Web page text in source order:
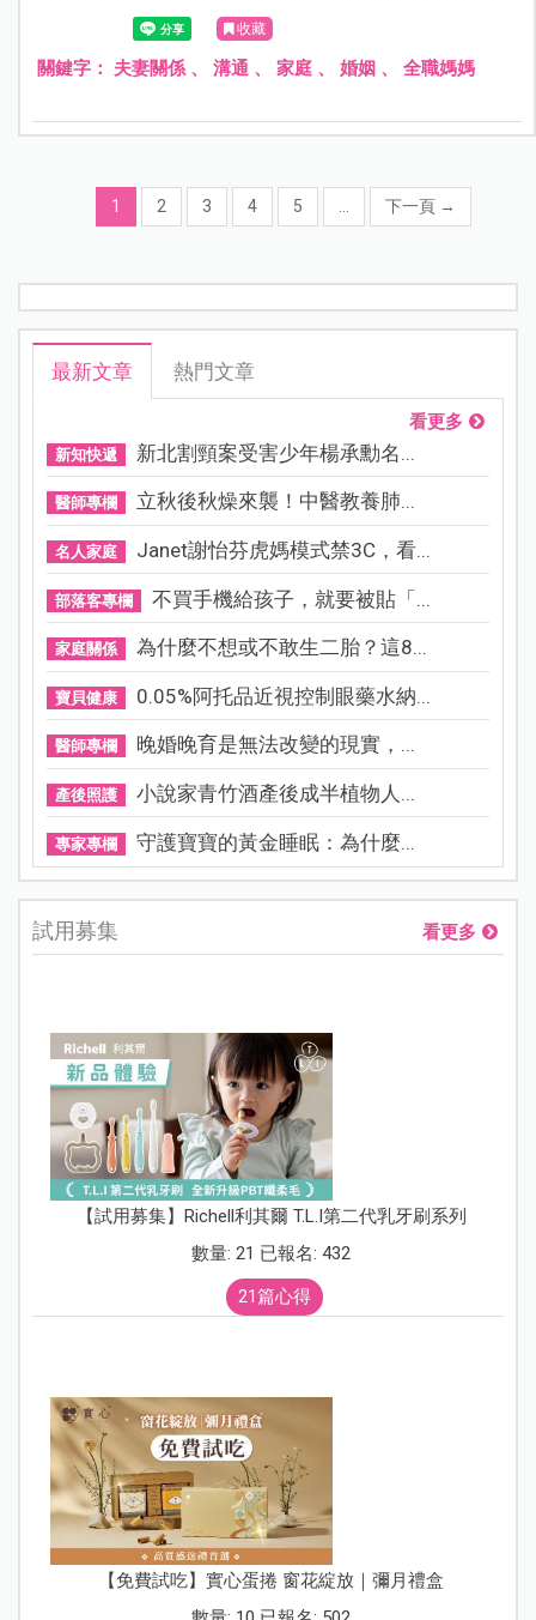
更讓她心累。來看心理師建議的溝通方法，讓夫妻不再陷
入「誰比較累」的爭吵，而能真正互相理解與支持。
收藏
關鍵字： 夫妻關係、 溝通、 家庭、 婚姻、 全職媽媽
1 2 3 4 5 ... 下一頁 →
最新文章 熱門文章
看更多
新知快遞 新北割頸案受害少年楊承勳名...
醫師專欄 立秋後秋燥來襲！中醫教養肺...
名人家庭 Janet謝怡芬虎媽模式禁3C，看...
部落客專欄 不買手機給孩子，就要被貼「...
家庭關係 為什麼不想或不敢生二胎？這8...
寶貝健康 0.05%阿托品近視控制眼藥水納...
醫師專欄 晚婚晚育是無法改變的現實，...
產後照護 小說家青竹酒產後成半植物人...
專家專欄 守護寶寶的黃金睡眠：為什麼...
試用募集 看更多
【試用募集】Richell利其爾 T.L.I第二代乳牙刷系列
數量: 21 已報名: 432
21篇心得
【免費試吃】實心蛋捲 窗花綻放｜彌月禮盒